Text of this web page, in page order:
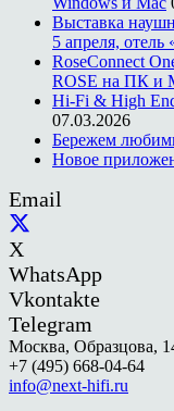
Выставка
5 апреля,
RoseConnect
ROSE на ПК и
Hi-Fi & High
07.03.2026
Бережем
Новое
Email
X
WhatsApp
Vkontakte
Telegram
Москва, Образцова,
+7 (495) 668-04-64
info@next-hifi.ru